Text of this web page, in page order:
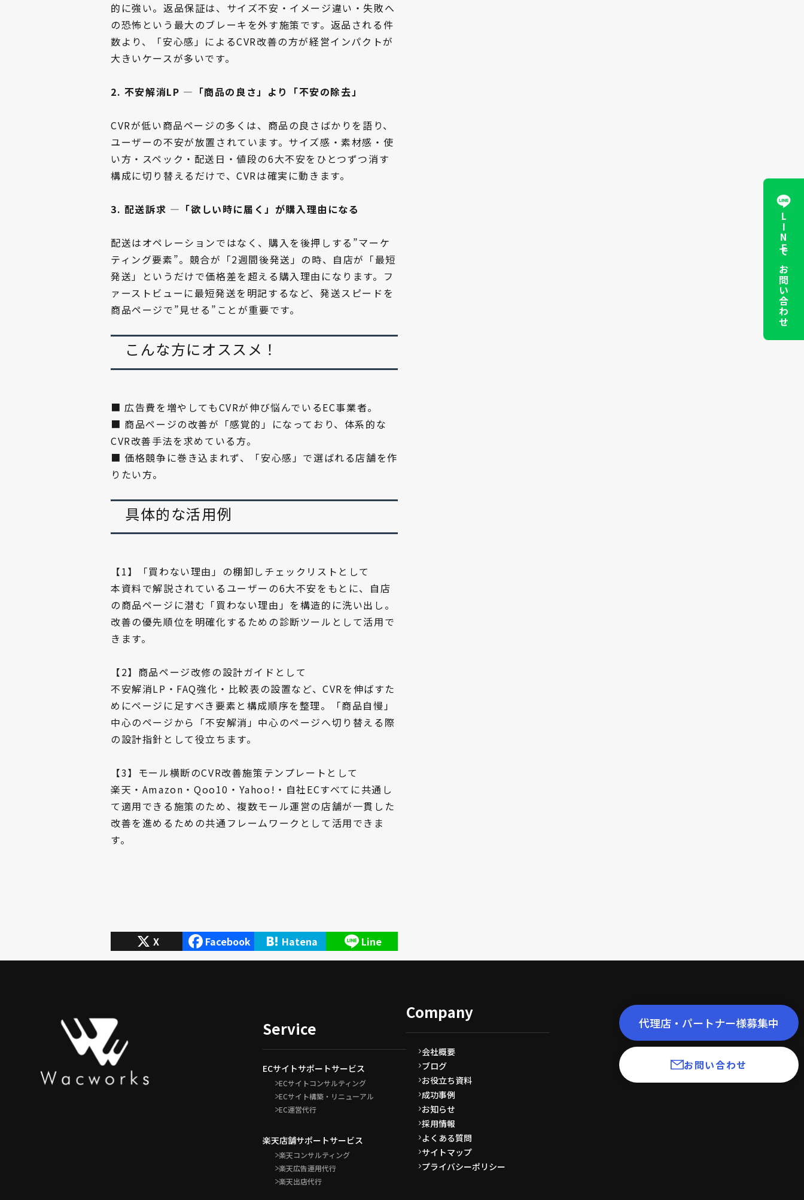
LINEでお問い合わせ
的に強い。返品保証は、サイズ不安・イメージ違い・失敗へ
の恐怖という最大のブレーキを外す施策です。返品される件
数より、「安心感」によるCVR改善の方が経営インパクトが
大きいケースが多いです。
2. 不安解消LP ―「商品の良さ」より「不安の除去」
CVRが低い商品ページの多くは、商品の良さばかりを語り、
ユーザーの不安が放置されています。サイズ感・素材感・使
い方・スペック・配送日・値段の6大不安をひとつずつ消す
構成に切り替えるだけで、CVRは確実に動きます。
3. 配送訴求 ―「欲しい時に届く」が購入理由になる
配送はオペレーションではなく、購入を後押しする”マーケ
ティング要素”。競合が「2週間後発送」の時、自店が「最短
発送」というだけで価格差を超える購入理由になります。フ
ァーストビューに最短発送を明記するなど、発送スピードを
商品ページで”見せる”ことが重要です。
こんな方にオススメ！
■ 広告費を増やしてもCVRが伸び悩んでいるEC事業者。
■ 商品ページの改善が「感覚的」になっており、体系的な
CVR改善手法を求めている方。
■ 価格競争に巻き込まれず、「安心感」で選ばれる店舗を作
りたい方。
具体的な活用例
【1】「買わない理由」の棚卸しチェックリストとして
本資料で解説されているユーザーの6大不安をもとに、自店
の商品ページに潜む「買わない理由」を構造的に洗い出し。
改善の優先順位を明確化するための診断ツールとして活用で
きます。
【2】商品ページ改修の設計ガイドとして
不安解消LP・FAQ強化・比較表の設置など、CVRを伸ばすた
めにページに足すべき要素と構成順序を整理。「商品自慢」
中心のページから「不安解消」中心のページへ切り替える際
の設計指針として役立ちます。
【3】モール横断のCVR改善施策テンプレートとして
楽天・Amazon・Qoo10・Yahoo!・自社ECすべてに共通し
て適用できる施策のため、複数モール運営の店舗が一貫した
改善を進めるための共通フレームワークとして活用できま
す。
X Facebook Hatena Line
代理店・パートナー様募集中
お問い合わせ
Service
ECサイトサポートサービス
ECサイトコンサルティング
ECサイト構築・リニューアル
EC運営代行
楽天店舗サポートサービス
楽天コンサルティング
楽天広告運用代行
楽天出店代行
Company
会社概要
ブログ
お役立ち資料
成功事例
お知らせ
採用情報
よくある質問
サイトマップ
プライバシーポリシー